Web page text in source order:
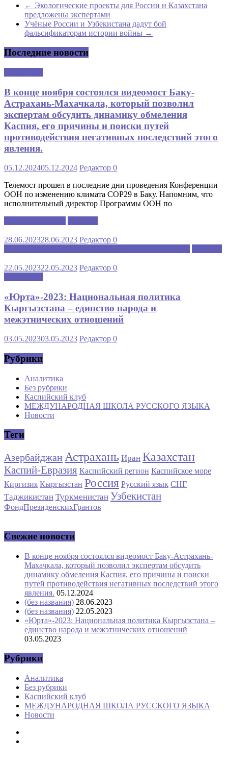
← Экологические проекты для России и Казахстана
предложены экспертами
Учёные России и Узбекистана дадут бой
фальсификаторам истории войны →
Последние новости
В конце ноября состоялся видеомост Баку-
Астрахань-Махачкала, который позволил
экспертам обсудить динамику обмеления
Каспия, его причины и поиски путей
противодействия негативных последствий этого
явления.
05.12.202405.12.2024 Редактор 0
Телемост прошел в последние дни проведения Конференции
ООН по изменению климата COP29 в Баку. Напомним, что
исполнительный директор Программы ООН по
28.06.202328.06.2023 Редактор 0
22.05.202322.05.2023 Редактор 0
«Юрта»-2023: Национальная политика
Кыргызстана – единство народа и
межэтнических отношений
03.05.202303.05.2023 Редактор 0
Рубрики
Аналитика
Без рубрики
Каспийский клуб
МЕЖДУНАРОДНАЯ ШКОЛА РУССКОГО ЯЗЫКА
Новости
Теги
Азербайджан Астрахань Иран Казахстан
Каспий-Евразия Каспийский регион Каспийское море
Киргизия Кыргызстан Россия Русский язык СНГ
Таджикистан Туркменистан Узбекистан
ФондПрезиденскихГрантов
Свежие новости
В конце ноября состоялся видеомост Баку-Астрахань-
Махачкала, который позволил экспертам обсудить
динамику обмеления Каспия, его причины и поиски
путей противодействия негативных последствий этого
явления. 05.12.2024
(без названия) 28.06.2023
(без названия) 22.05.2023
«Юрта»-2023: Национальная политика Кыргызстана –
единство народа и межэтнических отношений
03.05.2023
Рубрики
Аналитика
Без рубрики
Каспийский клуб
МЕЖДУНАРОДНАЯ ШКОЛА РУССКОГО ЯЗЫКА
Новости